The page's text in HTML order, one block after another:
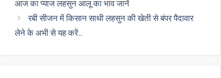
p k
आज का प्याज लहसुन आलू का भाव जानें
रबी सीजन में किसान साथी लहसुन की खेती से बंपर पैदावार
लेने के अभी से यह करें..